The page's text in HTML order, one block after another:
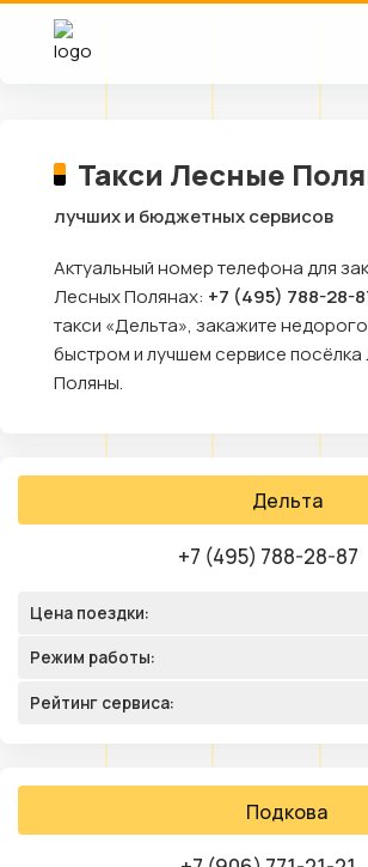
Такси Лесные
лучших и бюджетных сервисов
Актуальный номер телефона для
Лесных Полянах: +7 (495) 788-28-
такси «Дельта», закажите
быстром и лучшем сервисе
Поляны.
Дельта
+7 (495) 788-28-87
Цена поездки:
Режим работы:
Рейтинг сервиса:
Подкова